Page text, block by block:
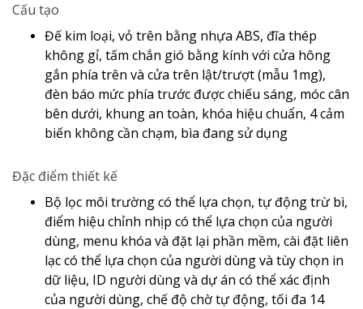
Cấu tạo
Đế kim loại, vỏ trên bằng nhựa ABS, đĩa thép
không gỉ, tấm chắn gió bằng kính với cửa hông
gắn phía trên và cửa trên lật/trượt (mẫu 1mg),
đèn báo mức phía trước được chiếu sáng, móc cân
bên dưới, khung an toàn, khóa hiệu chuẩn, 4 cảm
biến không cần chạm, bìa đang sử dụng
Đặc điểm thiết kế
Bộ lọc môi trường có thể lựa chọn, tự động trừ bì,
điểm hiệu chỉnh nhịp có thể lựa chọn của người
dùng, menu khóa và đặt lại phần mềm, cài đặt liên
lạc có thể lựa chọn của người dùng và tùy chọn in
dữ liệu, ID người dùng và dự án có thể xác định
của người dùng, chế độ chờ tự động, tối đa 14